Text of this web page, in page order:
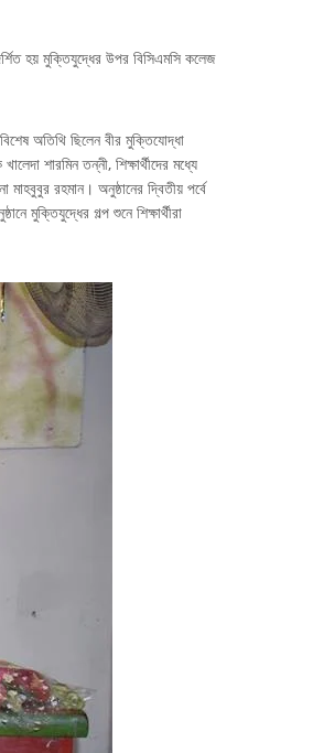
হয় মুক্তিযুদ্ধের উপর বিসিএমসি কলেজ
অতিথি ছিলেন বীর মুক্তিযোদ্ধা
শারমিন তন্নী, শিক্ষার্থীদের মধ্যে
রহমান। অনুষ্ঠানের দ্বিতীয় পর্বে
মুক্তিযুদ্ধের গল্প শুনে শিক্ষার্থীরা